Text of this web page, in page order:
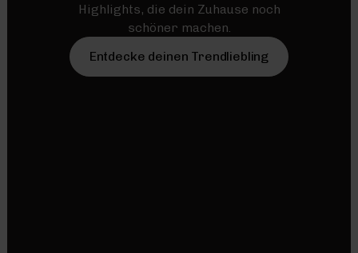
Highlights, die dein Zuhause noch
schöner machen.
Entdecke deinen Trendliebling